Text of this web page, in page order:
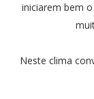
iniciarem bem
Neste clima